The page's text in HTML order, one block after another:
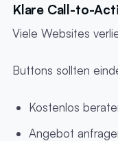
Klare Call-to-
Viele Websites
Buttons sollten
Kostenlos
Angebot